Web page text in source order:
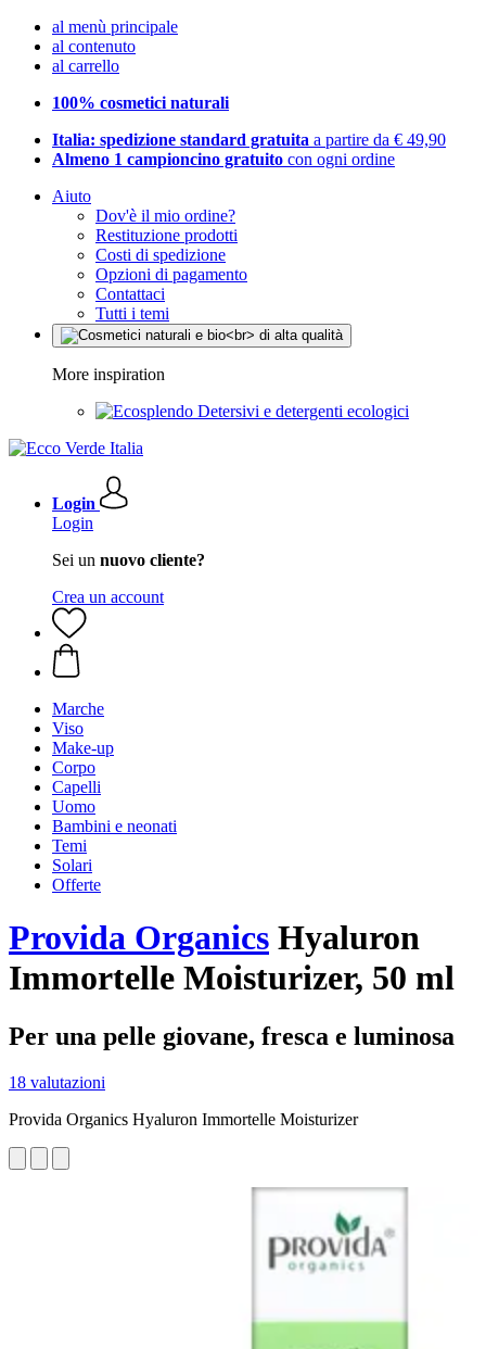
al menù principale
al contenuto
al carrello
100% cosmetici naturali
Italia: spedizione standard gratuita a partire da € 49,90
Almeno 1 campioncino gratuito con ogni ordine
Aiuto
Dov'è il mio ordine?
Restituzione prodotti
Costi di spedizione
Opzioni di pagamento
Contattaci
Tutti i temi
More inspiration
Detersivi e detergenti ecologici
Login
Login
Sei un nuovo cliente?
Crea un account
Marche
Viso
Make-up
Corpo
Capelli
Uomo
Bambini e neonati
Temi
Solari
Offerte
Provida Organics Hyaluron
Immortelle Moisturizer, 50 ml
Per una pelle giovane, fresca e luminosa
18 valutazioni
Provida Organics Hyaluron Immortelle Moisturizer